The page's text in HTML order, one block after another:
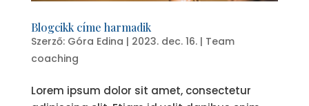
Blogcikk címe harmadik
Szerző: Góra Edina | 2023. dec. 16.| Team
coaching
Lorem ipsum dolor sit amet, consectetur